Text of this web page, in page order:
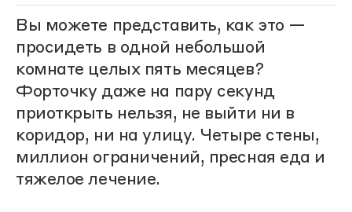
Вы можете представить, как это —
просидеть в одной небольшой
комнате целых пять месяцев?
Форточку даже на пару секунд
приоткрыть нельзя, не выйти ни в
коридор, ни на улицу. Четыре стены,
миллион ограничений, пресная еда и
тяжелое лечение.